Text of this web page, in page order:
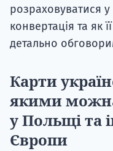
розраховуватися
конвертація та як
детально
Карти
якими
у Польщі та
Європи